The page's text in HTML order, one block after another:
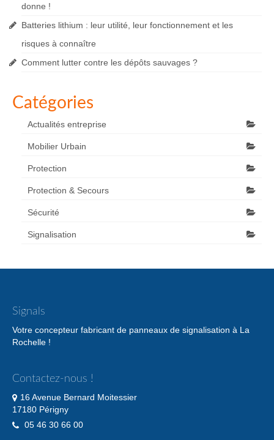
donne !
Batteries lithium : leur utilité, leur fonctionnement et les
risques à connaître
Comment lutter contre les dépôts sauvages ?
Catégories
Actualités entreprise
Mobilier Urbain
Protection
Protection & Secours
Sécurité
Signalisation
Signals
Votre concepteur fabricant de panneaux de signalisation à La
Rochelle !
Contactez-nous !
16 Avenue Bernard Moitessier
17180 Périgny
05 46 30 66 00